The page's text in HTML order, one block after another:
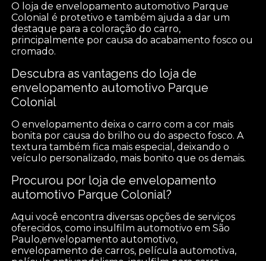
O loja de envelopamento automotivo Parque
Colonial é protetivo e também ajuda a dar um
destaque para a coloração do carro,
principalmente por causa do acabamento fosco ou
cromado.
Descubra as vantagens do loja de
envelopamento automotivo Parque
Colonial
O envelopamento deixa o carro com a cor mais
bonita por causa do brilho ou do aspecto fosco. A
textura também fica mais especial, deixando o
veículo personalizado, mais bonito que os demais.
Procurou por loja de envelopamento
automotivo Parque Colonial?
Aqui você encontra diversas opções de serviços
oferecidos, como insulfilm automotivo em São
Paulo,envelopamento automotivo,
envelopamento de carros, película automotiva,